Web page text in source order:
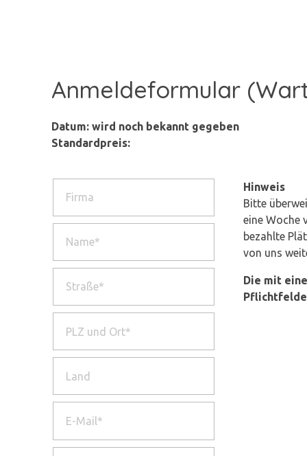
Anmeldeformular
Datum: wird noch bekannt gegeben
Standardpreis:
Hinweis
Bitte
eine Woche
bezahlte
von uns
Die mit